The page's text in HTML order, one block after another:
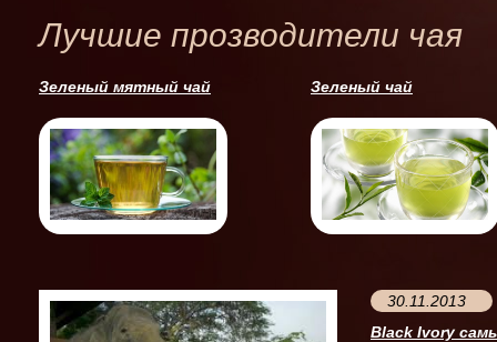
Лучшие прозводители чая
Зеленый мятный чай Зеленый чай
30.11.2013
Black Ivory